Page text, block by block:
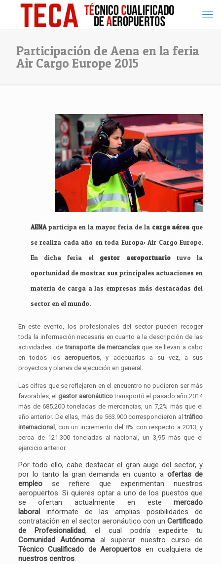
Participación de Aena en la feria
Air Cargo Europe 2015
AENAparticipa en la mayor feria de la carga aérea que
se realiza cada año en toda Europa: Air Cargo Europe.
En dicha feria el gestor aeroportuariotuvo la
oportunidad de mostrar sus principales actuaciones en
materia de carga a las empresas más destacadas del
sector en el mundo.
En este evento, los profesionales del sector pueden recoger
toda la información necesaria en cuanto a la descripción de las
actividades detransporte de mercancías que se llevan a cabo
en todos los aeropuertos, y adecuarlas a su vez, a sus
proyectos y planes de ejecución en general.
Las cifras que se reflejaron en el encuentro no pudieron ser más
favorables, el gestor aeronáuticotransportó el pasado año 2014
más de 685.200 toneladas de mercancías, un 7,2% más que el
año anterior. De ellas, más de 563.900 correspondieron altráfico
internacional , con un incremento del 8% con respecto a 2013, y
cerca de 121.300 toneladas al nacional, un 3,95 más que el
ejercicio anterior.
Por todo ello, cabe destacar el gran auge del sector, y
por lo tanto la gran demanda en cuanto aofertas de
empleo se refiere que experimentan nuestros
aeropuertos. Si quieres optar a uno de los puestos que
se ofertan actualmente en estemercado
laboral
infórmate de las amplias posibilidades de
contratación en el sector aeronáutico con unCertificado
de Profesionalidad, el cual podría expedirte tu
Comunidad Autónoma al superar nuestro curso de
Técnico Cualificado de Aeropuertos en cualquiera de
nuestros centros.